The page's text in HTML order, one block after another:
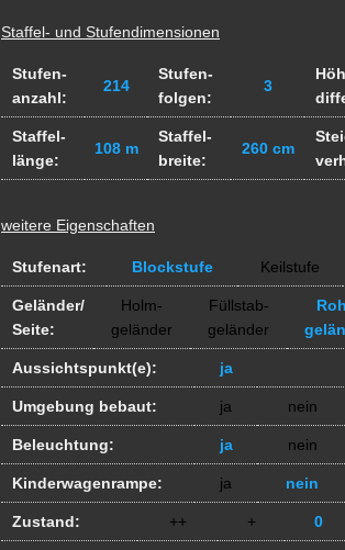
Staffel- und Stufendimensionen
Stufen-
anzahl:
214
Stufen-
folgen:
3
Staffel-
länge:
108 m
Staffel-
breite:
260 cm
weitere Eigenschaften
Stufenart: Blockstufe Keilstufe
Geländer/
Seite:
Holm-
geländer
Füllstab-
geländer
Aussichtspunkt(e): ja
Umgebung bebaut: ja nein
Beleuchtung: ja nein
Kinderwagenrampe: ja nein
Zustand: ++ + 0